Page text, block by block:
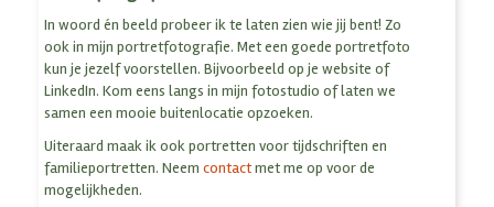
In woord én beeld probeer ik te laten zien wie jij bent! Zo
ook in mijn portretfotografie. Met een goede portretfoto
kun je jezelf voorstellen. Bijvoorbeeld op je website of
LinkedIn. Kom eens langs in mijn fotostudio of laten we
samen een mooie buitenlocatie opzoeken.
Uiteraard maak ik ook portretten voor tijdschriften en
familieportretten. Neem contactmet me op voor de
mogelijkheden.